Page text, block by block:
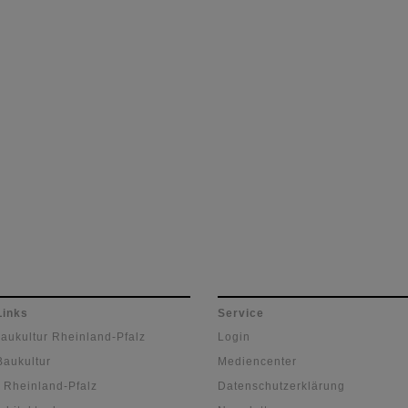
Rheinland-Pfalz
Rheinland-Pfalz
Service
Login
Mediencenter
Datenschutzerklärung